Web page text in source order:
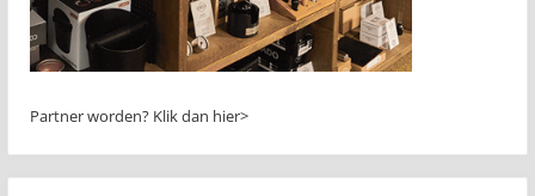
Partner worden? Klik dan hier>